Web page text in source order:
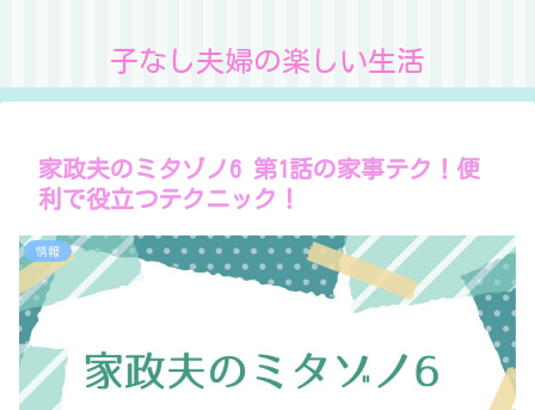
子なし夫婦の楽しい生活
家政夫のミタゾノ6 第1話の家事テク！便
利で役立つテクニック！
情報